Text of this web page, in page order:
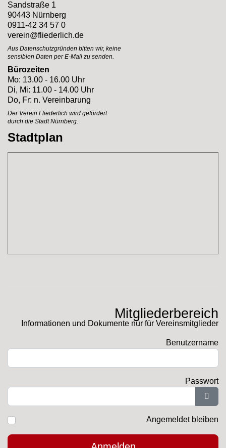
Sandstraße 1
90443 Nürnberg
0911-42 34 57 0
verein@fliederlich.de
Aus Datenschutzgründen bitten wir, keine
sensiblen Daten per E-Mail zu senden.
Bürozeiten
Mo: 13.00 - 16.00 Uhr
Di, Mi: 11.00 - 14.00 Uhr
Do, Fr: n. Vereinbarung
Der Verein Fliederlich wird gefördert
durch die Stadt Nürnberg.
Stadtplan
Mitgliederbereich
Informationen und Dokumente nur für Vereinsmitglieder
Benutzername
Passwort
Angemeldet bleiben